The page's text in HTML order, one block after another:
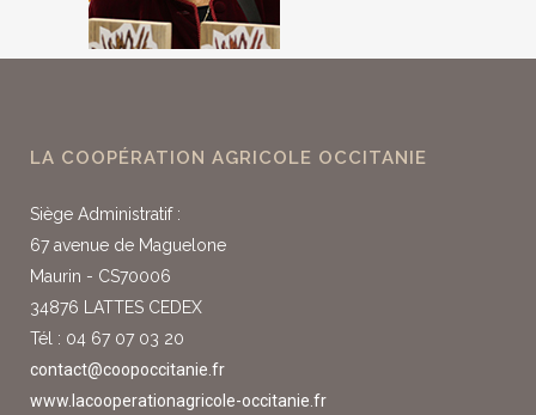
LA COOPÉRATION AGRICOLE OCCITANIE
Siège Administratif :
67 avenue de Maguelone
Maurin - CS70006
34876 LATTES CEDEX
Tél : 04 67 07 03 20
contact@coopoccitanie.fr
www.lacooperationagricole-occitanie.fr